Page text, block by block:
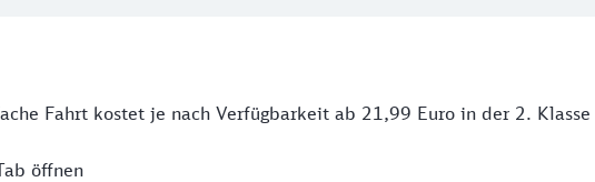
Fahrt kostet je nach Verfügbarkeit ab 21,99 Euro in der 2.
öffnen